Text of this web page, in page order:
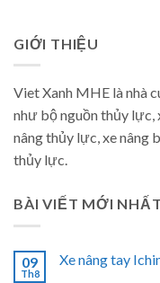
GIỚI THIỆU
Viet Xanh MHE là nhà
như bộ nguồn thủy
nâng thủy lực, xe nâng
thủy lực.
BÀI VIẾT MỚI NHẤT
09
Th8
Xe nâng tay